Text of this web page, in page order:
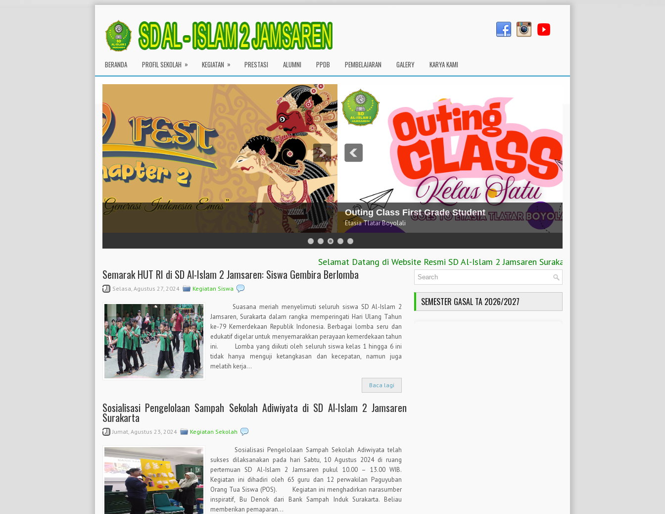
BERANDA PROFIL SEKOLAH » KEGIATAN » PRESTASI ALUMNI PPDB PEMBELAJARAN GALERY KARYA KAMI
Outing Class First Grade Student
Selamat Datang di Website Resmi SD Al-Islam 2 Jamsaren Surakarta TA 2026-2027
Semarak HUT RI di SD Al-Islam 2 Jamsaren: Siswa Gembira Berlomba
Selasa, Agustus 27, 2024 Kegiatan Siswa
Suasana meriah menyelimuti seluruh siswa SD Al-Islam 2
Jamsaren, Surakarta dalam rangka memperingati Hari Ulang Tahun
ke-79 Kemerdekaan Republik Indonesia. Berbagai lomba seru dan
edukatif digelar untuk menyemarakkan perayaan kemerdekaan tahun
ini. Lomba yang diikuti oleh seluruh siswa kelas 1 hingga 6 ini
tidak hanya menguji ketangkasan dan kecepatan, namun juga
melatih kerja...
Baca lagi
Sosialisasi Pengelolaan Sampah Sekolah Adiwiyata di SD Al-Islam 2 Jamsaren
Surakarta
Jumat, Agustus 23, 2024 Kegiatan Sekolah
Sosialisasi Pengelolaan Sampah Sekolah Adiwiyata telah
sukses dilaksanakan pada hari Sabtu, 10 Agustus 2024 di ruang
pertemuan SD Al-Islam 2 Jamsaren pukul 10.00 – 13.00 WIB.
Kegiatan ini dihadiri oleh 65 guru dan 12 perwakilan Paguyuban
Orang Tua Siswa (POS). Kegiatan ini menghadirkan narasumber
inspiratif, Bu Denok dari Bank Sampah Induk Surakarta. Beliau
memberikan pemaparan...
SEMESTER GASAL TA 2026/2027